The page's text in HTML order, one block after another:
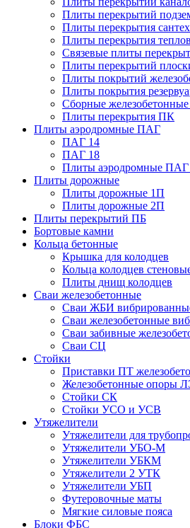
Плиты перекрытий
Плиты перекрытия
Плиты перекрытия
Связевые плиты
Плиты перекрытий
Плиты покрытий
Плиты покрытия
Сборные
Плиты перекрытия ПК
Плиты аэродромные ПАГ
ПАГ 14
ПАГ 18
Плиты аэродромные ПАГ
Плиты дорожные
Плиты дорожные 1П
Плиты дорожные 2П
Плиты перекрытий ПБ
Бортовые камни
Кольца бетонные
Крышка для колодцев
Кольца колодцев
Плиты днищ колодцев
Сваи железобетонные
Сваи ЖБИ
Сваи железобетонные
Сваи забивные
Сваи СЦ
Стойки
Приставки ПТ
Железобетонные опоры
Стойки СК
Стойки УСО и УСВ
Утяжелители
Утяжелители для
Утяжелители УБО-М
Утяжелители УБКМ
Утяжелители 2 УТК
Утяжелители УБП
Футеровочные маты
Мягкие силовые пояса
Блоки ФБС